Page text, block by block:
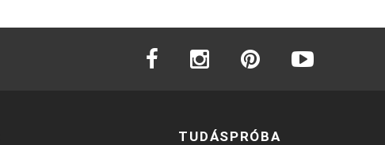
facebook instagram
TUDÁSPRÓBA